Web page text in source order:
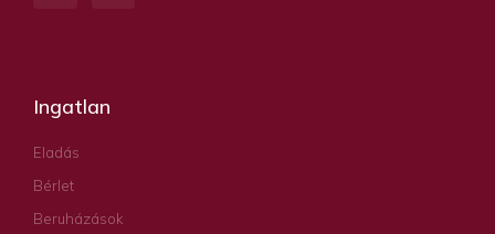
Ingatlan
Eladás
Bérlet
Beruházások